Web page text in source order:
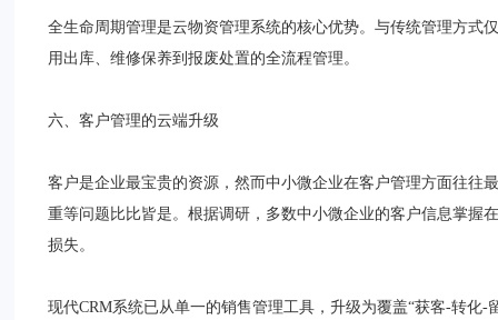
全生命周期管理是云物资管理系统的核心优势。与传统管理方式
用出库、维修保养到报废处置的全流程管理。
六、客户管理的云端升级
客户是企业最宝贵的资源，然而中小微企业在客户管理方面往往
重等问题比比皆是。根据调研，多数中小微企业的客户信息掌握
损失。
现代CRM系统已从单一的销售管理工具，升级为覆盖“获客-转化